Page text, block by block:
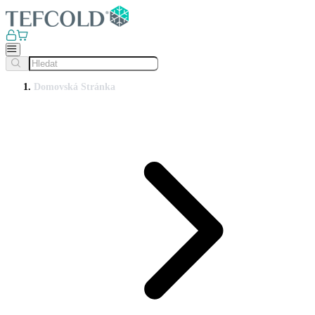
Domovská Stránka